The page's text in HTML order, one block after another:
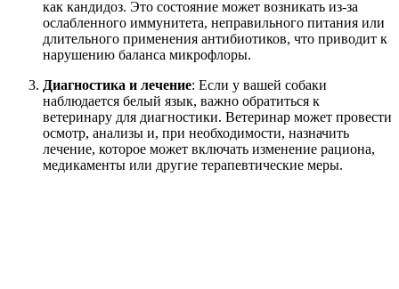
как кандидоз. Это состояние может возникать из-за
ослабленного иммунитета, неправильного питания или
длительного применения антибиотиков, что приводит к
нарушению баланса микрофлоры.
Диагностика и лечение: Если у вашей собаки
наблюдается белый язык, важно обратиться к
ветеринару для диагностики. Ветеринар может провести
осмотр, анализы и, при необходимости, назначить
лечение, которое может включать изменение рациона,
медикаменты или другие терапевтические меры.